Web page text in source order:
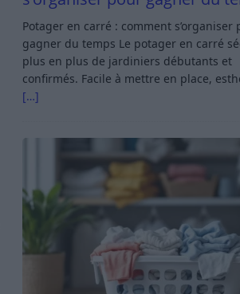
Potager en carré : comment s’organiser
gagner du temps Le potager en carré
plus en plus de jardiniers débutants et
confirmés. Facile à mettre en place,
[…]